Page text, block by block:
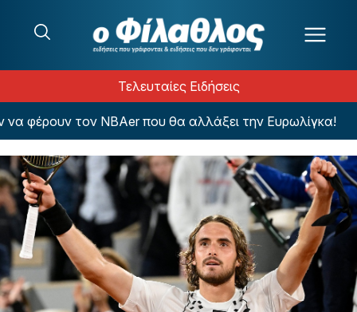
Τελευταίες Ειδήσεις
τον NBAer που θα αλλάξει την Ευρωλίγκα!